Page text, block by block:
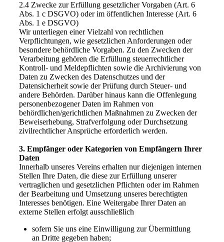
2.4 Zwecke zur Erfüllung gesetzlicher Vorgaben (Art. 6
Abs. 1 c DSGVO) oder im öffentlichen Interesse (Art. 6
Abs. 1 e DSGVO)
Wir unterliegen einer Vielzahl von rechtlichen
Verpflichtungen, wie gesetzlichen Anforderungen oder
besondere behördliche Vorgaben. Zu den Zwecken der
Verarbeitung gehören die Erfüllung steuerrechtlicher
Kontroll- und Meldepflichten sowie die Archivierung von
Daten zu Zwecken des Datenschutzes und der
Datensicherheit sowie der Prüfung durch Steuer- und
andere Behörden. Darüber hinaus kann die Offenlegung
personenbezogener Daten im Rahmen von
behördlichen/gerichtlichen Maßnahmen zu Zwecken der
Beweiserhebung, Strafverfolgung oder Durchsetzung
zivilrechtlicher Ansprüche erforderlich werden.
3. Empfänger oder Kategorien von Empfängern Ihrer
Daten
Innerhalb unseres Vereins erhalten nur diejenigen internen
Stellen Ihre Daten, die diese zur Erfüllung unserer
vertraglichen und gesetzlichen Pflichten oder im Rahmen
der Bearbeitung und Umsetzung unseres berechtigten
Interesses benötigen. Eine Weitergabe Ihrer Daten an
externe Stellen erfolgt ausschließlich
sofern Sie uns eine Einwilligung zur Übermittlung
an Dritte gegeben haben;